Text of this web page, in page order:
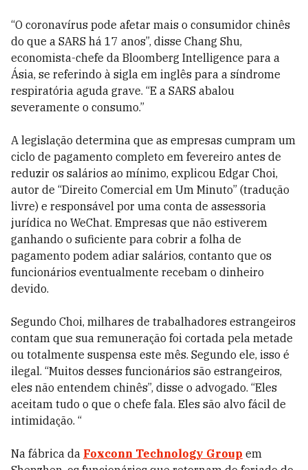
“O coronavírus pode afetar mais o consumidor chinês
do que a SARS há 17 anos”, disse Chang Shu,
economista-chefe da Bloomberg Intelligence para a
Ásia, se referindo à sigla em inglês para a síndrome
respiratória aguda grave. “E a SARS abalou
severamente o consumo.”
A legislação determina que as empresas cumpram um
ciclo de pagamento completo em fevereiro antes de
reduzir os salários ao mínimo, explicou Edgar Choi,
autor de “Direito Comercial em Um Minuto” (tradução
livre) e responsável por uma conta de assessoria
jurídica no WeChat. Empresas que não estiverem
ganhando o suficiente para cobrir a folha de
pagamento podem adiar salários, contanto que os
funcionários eventualmente recebam o dinheiro
devido.
Segundo Choi, milhares de trabalhadores estrangeiros
contam que sua remuneração foi cortada pela metade
ou totalmente suspensa este mês. Segundo ele, isso é
ilegal. “Muitos desses funcionários são estrangeiros,
eles não entendem chinês”, disse o advogado. “Eles
aceitam tudo o que o chefe fala. Eles são alvo fácil de
intimidação. “
Na fábrica da Foxconn Technology Group em